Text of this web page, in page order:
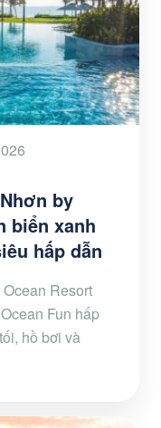
by
biển xanh
hấp dẫn
Resort
Fun hấp
hồ bơi và